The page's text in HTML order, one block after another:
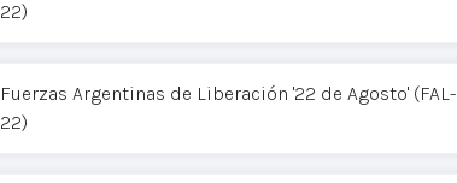
22)
Fuerzas Argentinas de Liberación '22 de Agosto' (FAL-
22)